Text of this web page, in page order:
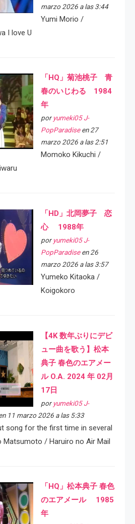
marzo 2026 a las 3:44
Yumi Morio /
I love U
「HQ」菊池桃子 青
春のいじわる 1984
年
por yumeki05 J-
PopParadiseen 27
marzo 2026 a las 2:51
Momoko Kikuchi /
「HD」北岡夢子 恋
心 1988年
por yumeki05 J-
PopParadiseen 26
marzo 2026 a las 3:57
Yumeko Kitaoka /
Koigokoro
【4K 数年ぶりにデビ
ュー曲を歌う】松本
典子 春色のエアメー
ル O.A. 2024 年 02月
17日
por yumeki05 J-
11 marzo 2026 a las 5:33
song for the first time in several
Matsumoto / Haruiro no Air Mail
「HQ」松本典子 春色
のエアメール 1985
年